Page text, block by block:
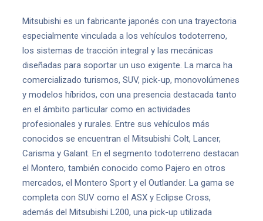
Mitsubishi es un fabricante japonés con una trayectoria
especialmente vinculada a los vehículos todoterreno,
los sistemas de tracción integral y las mecánicas
diseñadas para soportar un uso exigente. La marca ha
comercializado turismos, SUV, pick-up, monovolúmenes
y modelos híbridos, con una presencia destacada tanto
en el ámbito particular como en actividades
profesionales y rurales. Entre sus vehículos más
conocidos se encuentran el Mitsubishi Colt, Lancer,
Carisma y Galant. En el segmento todoterreno destacan
el Montero, también conocido como Pajero en otros
mercados, el Montero Sport y el Outlander. La gama se
completa con SUV como el ASX y Eclipse Cross,
además del Mitsubishi L200, una pick-up utilizada